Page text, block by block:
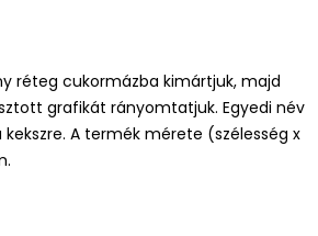
réteg cukormázba kimártjuk, majd
grafikát rányomtatjuk. Egyedi név
A termék mérete (szélesség x